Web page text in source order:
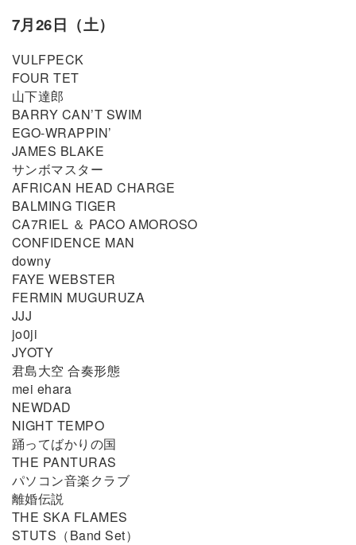
7月26日（土）
VULFPECK
FOUR TET
山下達郎
BARRY CAN’T SWIM
EGO-WRAPPIN’
JAMES BLAKE
サンボマスター
AFRICAN HEAD CHARGE
BALMING TIGER
CA7RIEL ＆ PACO AMOROSO
CONFIDENCE MAN
downy
FAYE WEBSTER
FERMIN MUGURUZA
JJJ
jo0ji
JYOTY
君島大空 合奏形態
mei ehara
NEWDAD
NIGHT TEMPO
踊ってばかりの国
THE PANTURAS
パソコン音楽クラブ
離婚伝説
THE SKA FLAMES
STUTS（Band Set）